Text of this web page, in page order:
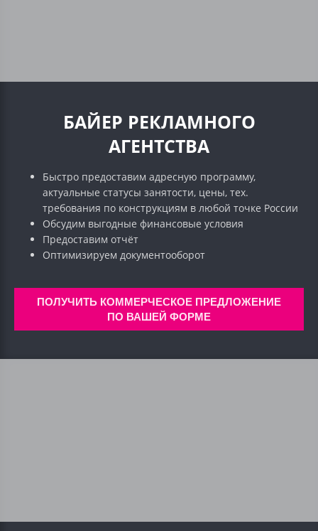
БАЙЕР РЕКЛАМНОГО
АГЕНТСТВА
Быстро предоставим адресную программу,
актуальные статусы занятости, цены, тех.
требования по конструкциям в любой точке России
Обсудим выгодные финансовые условия
Предоставим отчёт
Оптимизируем документооборот
ПОЛУЧИТЬ КОММЕРЧЕСКОЕ ПРЕДЛОЖЕНИЕ
ПО ВАШЕЙ ФОРМЕ